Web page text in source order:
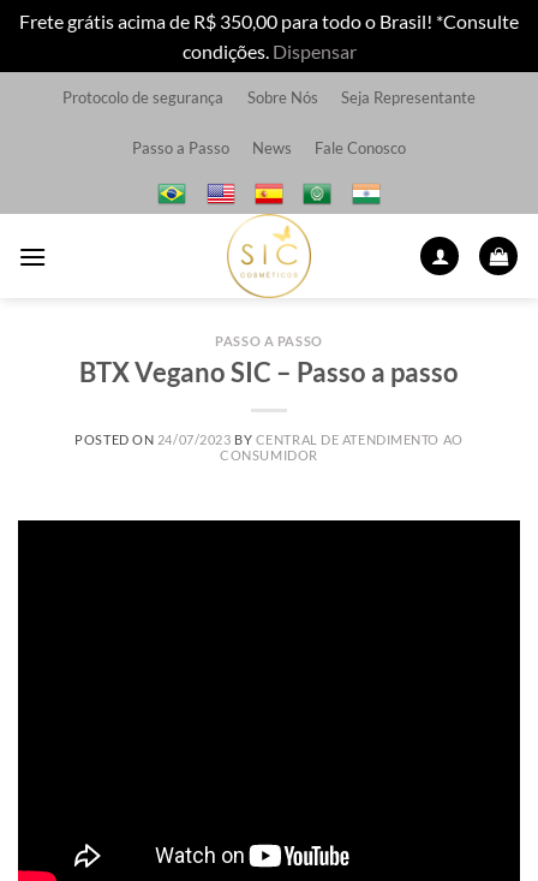
Frete grátis acima de R$ 350,00 para todo o Brasil! *Consulte
condições. Dispensar
Protocolo de segurança Sobre Nós Seja Representante
Passo a Passo News Fale Conosco
PASSO A PASSO
BTX Vegano SIC – Passo a passo
POSTED ON 24/07/2023 BY CENTRAL DE ATENDIMENTO AO
CONSUMIDOR